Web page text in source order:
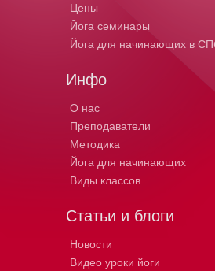
Цены
Йога семинары
Йога для начинающих в
Инфо
О нас
Преподаватели
Методика
Йога для начинающих
Виды классов
Статьи и блоги
Новости
Видео уроки йоги